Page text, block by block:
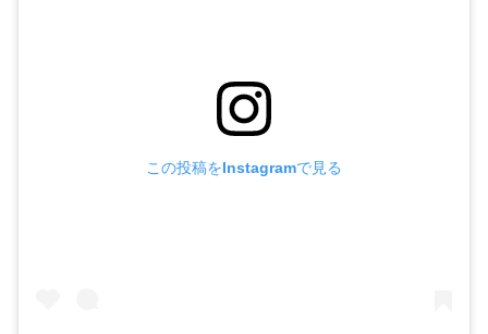
この投稿をInstagramで見る